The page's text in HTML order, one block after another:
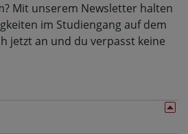
Mit unserem Newsletter halten
im Studiengang auf dem
jetzt an und du verpasst keine